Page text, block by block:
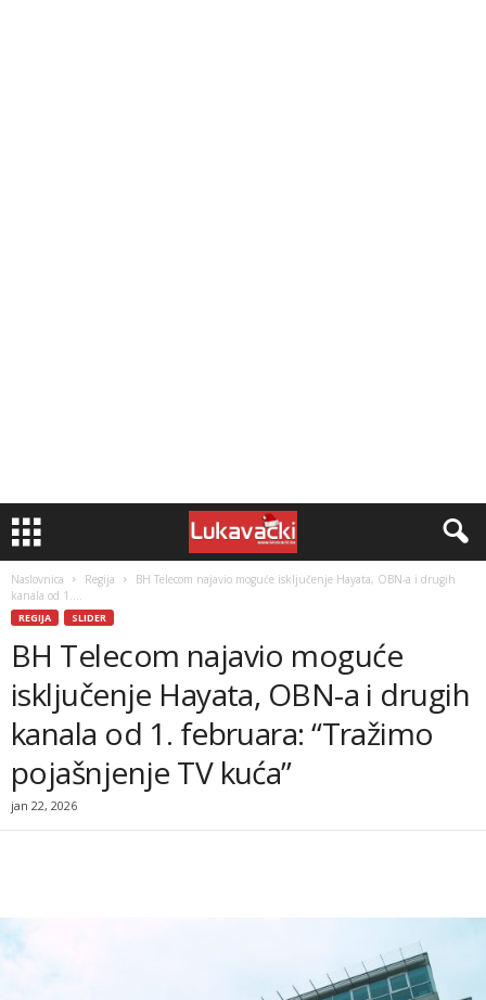
Naslovnica Regija
BH Telecom najavio moguće isključenje Hayata, OBN-a i drugih
kanala od 1....
REGIJA SLIDER
BH Telecom najavio moguće
isključenje Hayata, OBN-a i drugih
kanala od 1. februara: “Tražimo
pojašnjenje TV kuća”
jan 22, 2026